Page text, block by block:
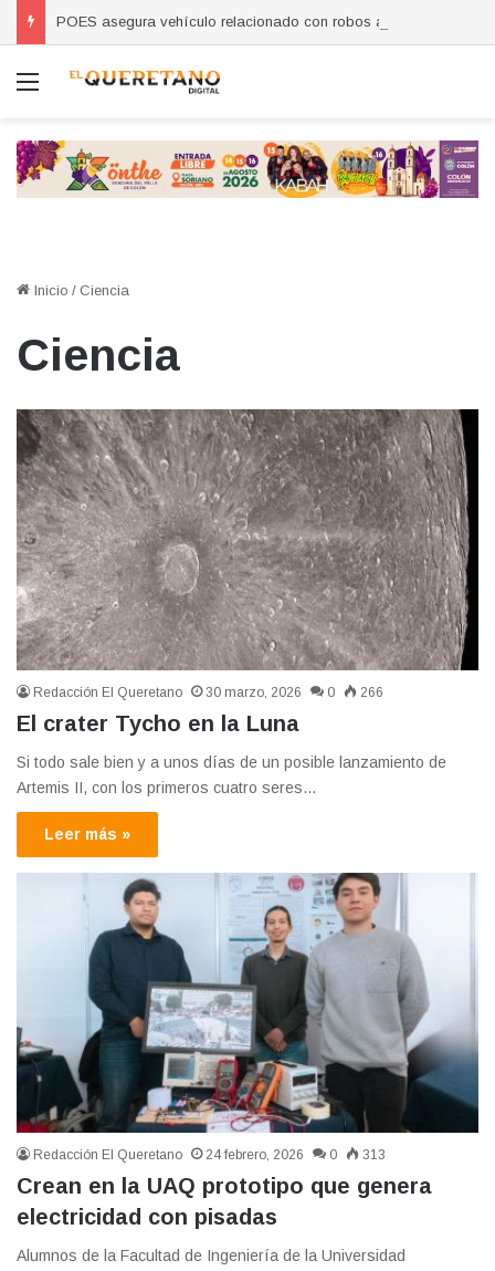
Menú
Inicio / Ciencia
Ciencia
Redacción El Queretano 30 marzo, 2026 0 266
El crater Tycho en la Luna
Si todo sale bien y a unos días de un posible lanzamiento de
Artemis II, con los primeros cuatro seres…
Leer más »
Redacción El Queretano 24 febrero, 2026 0 313
Crean en la UAQ prototipo que genera
electricidad con pisadas
Alumnos de la Facultad de Ingeniería de la Universidad